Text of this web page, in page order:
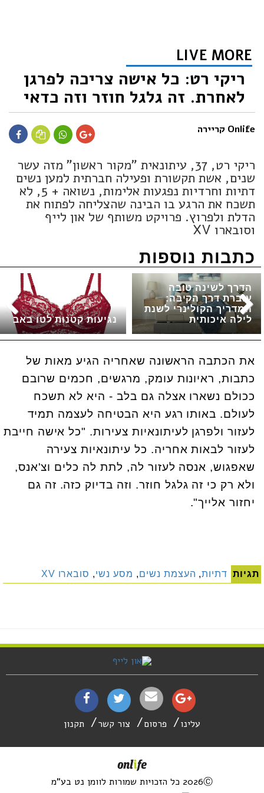
LIVE MORE
ריקי רט: כל אישה צריכה לפרגן
לאחרת. זה גלגל חוזר וזה כדאי
Onlife קריירה
ריקי רט, 37, עיתונאית "מקור ראשון" מזה עשר
שנים, אשת תקשורת ופעילה חברתית למען נשים
דתיות וחרדיות נפגעות אלימות, נשואה + 5, לא
תשכח את הרגע בו הבינה שהצליחה לפתוח את
הדלת ולפרוץ. פרויקט משותף של און לייף
וסובארו XV
כתבות נוספות
נגיעות קטנות לטו באב
הדרך לשינה טובה
עוברת דרך הקיבה:
המדריך הקולינרי לשנת
לילה איכותית
את הכתבה הראשונה שאחריה הגיע מאות של
כתבות, ראיונות עומק, מרגשים, חכמים שרובם
ככולם נשארו אצלה גם בלב - היא לא תשכח
לעולם. באותו רגע היא הבטיחה לעצמה תמיד
לעזור ולפרגן לעיתונאיות צעירות. "כל אישה חייבת
לעזור לבאות אחריה. כל עיתונאיות צעירה
שאפגוש, אנסה לעזור לה, לתת לה כלים וצ'אנס,
ולא רק כי זה גלגל חוזר. וזה בדיוק כזה. זה גם
יחזור אלייך".
תגיות דתיות, העצמת נשים, מסע נשי, סובארו XV
עלינו פרסום צור קשר תקנון
2026Ⓒ כל הזכויות שמורות לוומן נט בע"מ